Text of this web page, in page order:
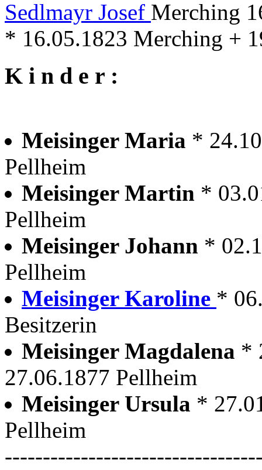
Sedlmayr Josef Merching
* 16.05.1823 Merching +
K i n d e r :
Meisinger Maria *
Pellheim
Meisinger Martin *
Pellheim
Meisinger Johann *
Pellheim
Meisinger Karoline *
Besitzerin
Meisinger Magdalena *
27.06.1877 Pellheim
Meisinger Ursula *
Pellheim